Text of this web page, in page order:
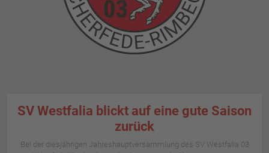
SV Westfalia blickt auf eine gute Saison
zurück
Bei der diesjährigen Jahreshauptversammlung des SV Westfalia 03